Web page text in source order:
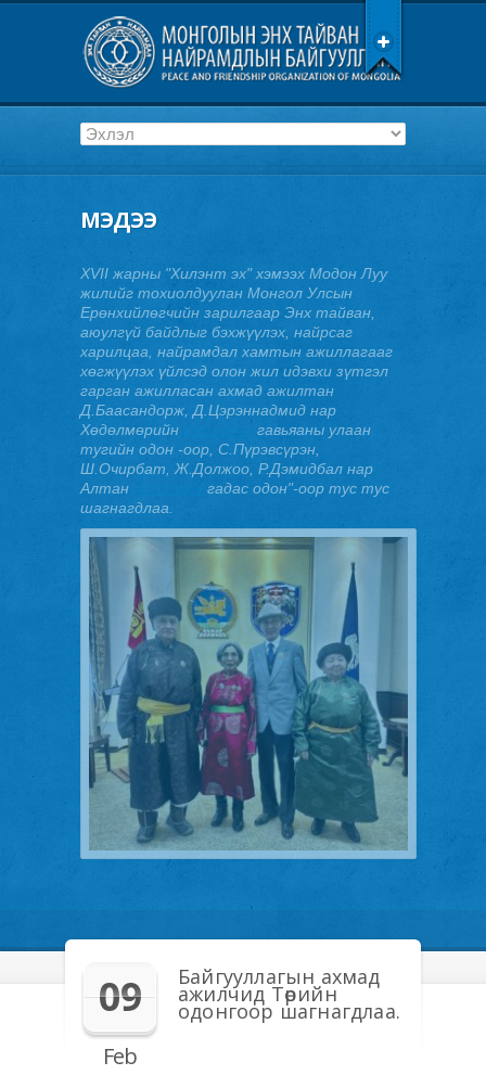
МЭДЭЭ
XVII жарны "Хилэнт эх" хэмээх Модон Луу
жилийг тохиолдуулан Монгол Улсын
Ерөнхийлөгчийн зарилгаар Энх тайван,
аюулгүй байдлыг бэхжүүлэх, найрсаг
харилцаа, найрамдал хамтын ажиллагааг
хөгжүүлэх үйлсэд олон жил идэвхи зүтгэл
гарган ажилласан ахмад ажилтан
Д.Баасандорж, Д.Цэрэннадмид нар
Хөдөлмөрийн
гавьяаны улаан
тугийн одон -оор, С.Пүрэвсүрэн,
Ш.Очирбат, Ж.Должоо, Р.Дэмидбал нар
Алтан
гадас одон"-оор тус тус
шагнагдлаа.
09
Feb
Байгууллагын ахмад
ажилчид Төрийн
одонгоор шагнагдлаа.